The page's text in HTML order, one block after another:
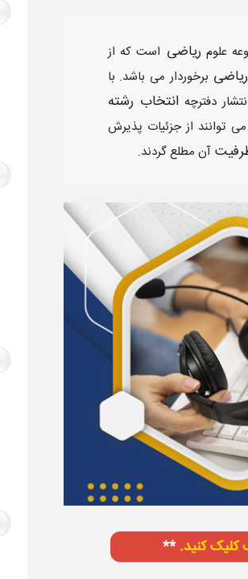
علوم ریاضی است که از
برخوردار می باشد. با
دفترچهانتخاب رشته
می توانند از جزئیات پذیرش
آن مطلع گردند.